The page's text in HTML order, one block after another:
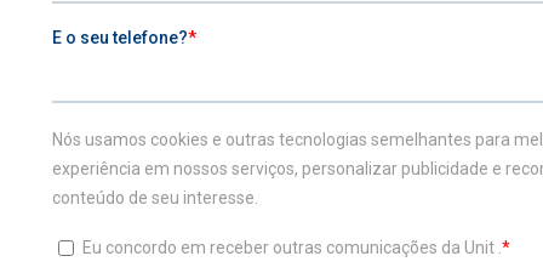
VESTIBULAR
Inscreva-se agora
Vestibular Agendado
ESTUDE NA UNIT
Graduação a distândia